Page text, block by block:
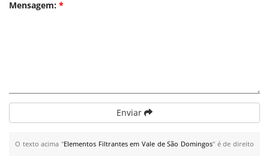
Mensagem: *
Enviar
O texto acima "Elementos Filtrantes em Vale de São Domingos" é de direito